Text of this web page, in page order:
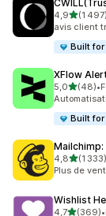
4,9étoile(s)
(1 497)
1497 avis
avis client
Built
XFlow
5,0étoile(s)
(48)
48 avis au•
Built
Mailchimp:
4,8étoile(s)
(1 333)
1333 avis
Plus de
Wishlist
4,7étoile(s)
(369)•